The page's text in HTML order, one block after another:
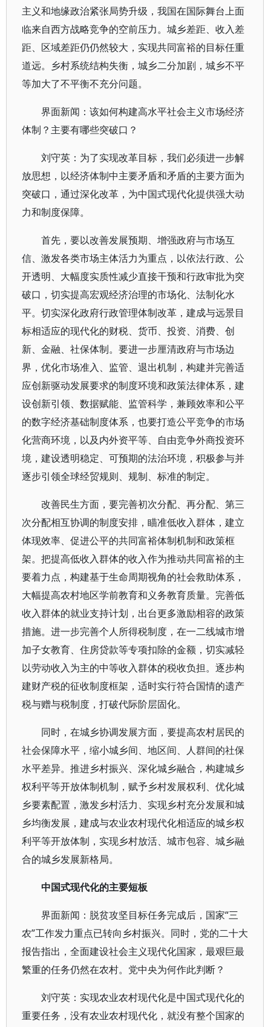
主义和地缘政治紧张局势升级，我国在国际舞台上面
临来自西方战略竞争的空前压力。城乡差距、收入差
距、区域差距仍仍然较大，实现共同富裕的目标任重
道远。乡村系统结构失衡，城乡二分加剧，城乡不平
等加大了不平衡不充分问题。
界面新闻：该如何构建高水平社会主义市场经济
体制？主要有哪些突破口？
刘守英：为了实现改革目标，我们必须进一步解
放思想，以经济体制中主要矛盾和矛盾的主要方面为
突破口，通过深化改革，为中国式现代化提供强大动
力和制度保障。
首先，要以改善发展预期、增强政府与市场互
信、激发各类市场主体活力为重点，以依法行政、公
开透明、大幅度实质性减少直接干预和行政审批为突
破口，切实提高宏观经济治理的市场化、法制化水
平。切实深化政府行政管理体制改革，建成与远景目
标相适应的现代化的财税、货币、投资、消费、创
新、金融、社保体制。要进一步厘清政府与市场边
界，优化市场准入、监管、退出机制，构建并完善适
应创新驱动发展要求的制度环境和政策法律体系，建
设创新引领、数据赋能、监管科学，兼顾效率和公平
的数字经济基础制度体系，也要打造公平竞争的市场
化营商环境，以及内外资平等、自由竞争外商投资环
境，建设透明稳定、可预期的法治环境，积极参与并
逐步引领全球经贸规则、规制、标准的制定。
改善民生方面，要完善初次分配、再分配、第三
次分配相互协调的制度安排，瞄准低收入群体，建立
体现效率、促进公平的共同富裕体制机制和政策框
架。把提高低收入群体的收入作为推动共同富裕的主
要着力点，构建基于生命周期视角的社会救助体系，
大幅提高农村地区学前教育和义务教育质量。完善低
收入群体的就业支持计划，出台更多激励相容的政策
措施。进一步完善个人所得税制度，在一二线城市增
加子女教育、住房贷款等专项扣除的金额，切实减轻
以劳动收入为主的中等收入群体的税收负担。逐步构
建财产税的征收制度框架，适时实行符合国情的遗产
税与赠与税制度，打破代际阶层固化。
同时，在城乡协调发展方面，要提高农村居民的
社会保障水平，缩小城乡间、地区间、人群间的社保
水平差异。推进乡村振兴、深化城乡融合，构建城乡
权利平等开放体制机制，赋予乡村发展权利、优化城
乡要素配置，激发乡村活力、实现乡村充分发展和城
乡均衡发展，建成与农业农村现代化相适应的城乡权
利平等开放体制，实现乡村放活、城市包容、城乡融
合的城乡发展新格局。
中国式现代化的主要短板
界面新闻：脱贫攻坚目标任务完成后，国家“三
农”工作发力重点已转向乡村振兴。同时，党的二十大
报告指出，全面建设社会主义现代化国家，最艰巨最
繁重的任务仍然在农村。党中央为何作此判断？
刘守英：实现农业农村现代化是中国式现代化的
重要任务，没有农业农村现代化，就没有整个国家的